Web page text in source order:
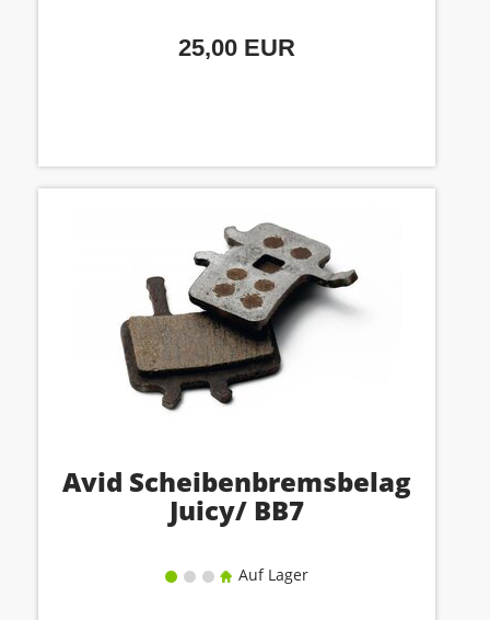
25,00 EUR
Avid Scheibenbremsbelag
Juicy/ BB7
Auf Lager